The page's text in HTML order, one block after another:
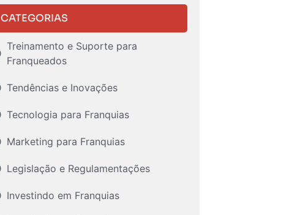
CATEGORIAS
Treinamento e Suporte para
Franqueados
Tendências e Inovações
Tecnologia para Franquias
Marketing para Franquias
Legislação e Regulamentações
Investindo em Franquias